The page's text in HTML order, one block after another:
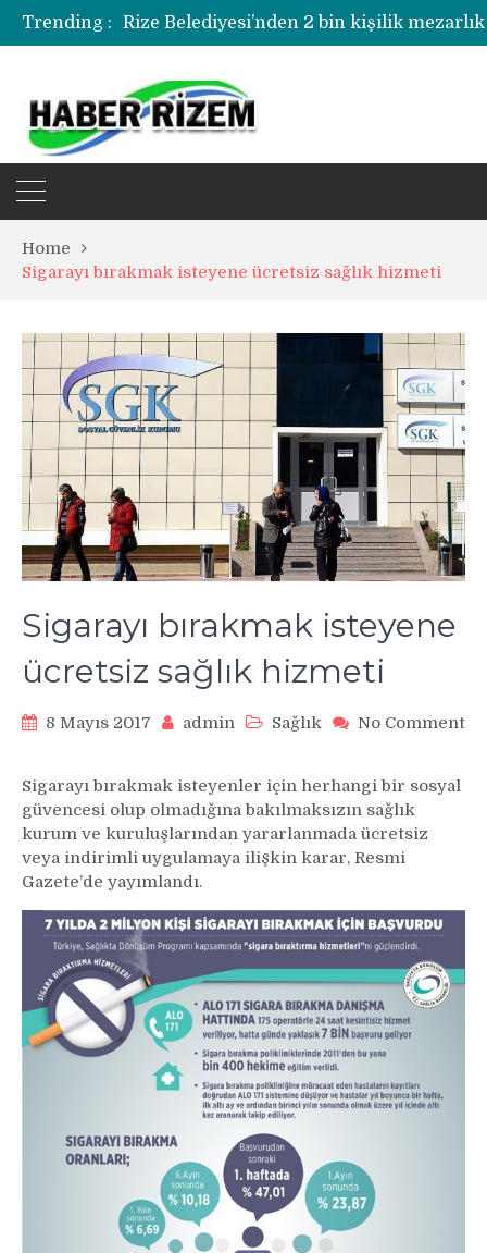
Trending :
Rize Belediyesi’nden 2 bin kişilik
Rize’de uyuşturucu operasyonunda 1
Home
Sigarayı bırakmak isteyene ücretsiz sağlık hizmeti
Sigarayı bırakmak isteyene
ücretsiz sağlık hizmeti
8 Mayıs 2017 admin Sağlık
No Comment
bırakmak
isteyene
ücretsiz
sağlık
hizmeti
Sigarayı bırakmak isteyenler için herhangi bir sosyal
güvencesi olup olmadığına bakılmaksızın sağlık
kurum ve kuruluşlarından yararlanmada ücretsiz
veya indirimli uygulamaya ilişkin karar, Resmi
Gazete’de yayımlandı.